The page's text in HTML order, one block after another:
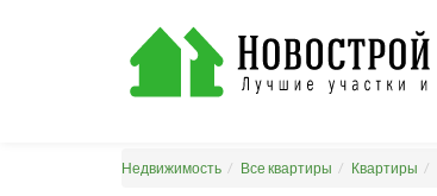
Недвижимость Все квартиры Квартиры